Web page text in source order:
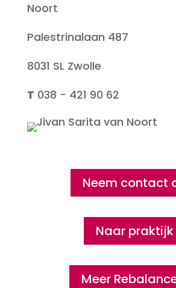
Noort
Palestrinalaan 487
8031 SL Zwolle
T 038 - 421 90 62
Neem contact
Naar praktijk
Meer